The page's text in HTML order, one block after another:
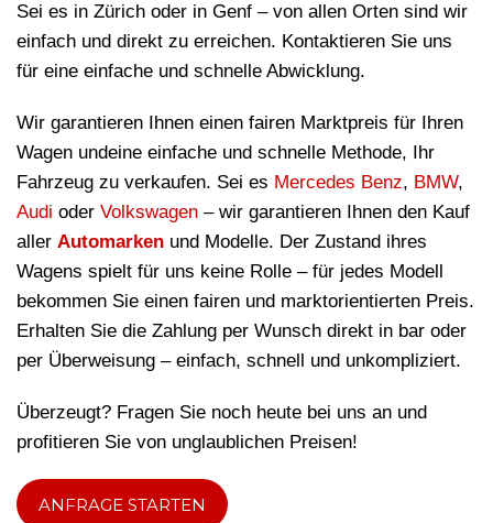
Sei es in Zürich oder in Genf – von allen Orten sind wir
einfach und direkt zu erreichen. Kontaktieren Sie uns
für eine einfache und schnelle Abwicklung.
Wir garantieren Ihnen einen fairen Marktpreis für Ihren
Wagen undeine einfache und schnelle Methode, Ihr
Fahrzeug zu verkaufen. Sei es Mercedes Benz, BMW,
Audi oder Volkswagen – wir garantieren Ihnen den Kauf
aller Automarken und Modelle. Der Zustand ihres
Wagens spielt für uns keine Rolle – für jedes Modell
bekommen Sie einen fairen und marktorientierten Preis.
Erhalten Sie die Zahlung per Wunsch direkt in bar oder
per Überweisung – einfach, schnell und unkompliziert.
Überzeugt? Fragen Sie noch heute bei uns an und
profitieren Sie von unglaublichen Preisen!
ANFRAGE STARTEN